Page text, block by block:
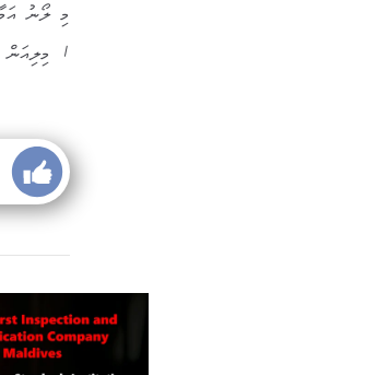
މި ލޯނު
1 މިލިއަން ރުފިޔާއަށްވުރެ އިތުރު ނުވާ ވިޔަފާރިތަކަށެވެ.